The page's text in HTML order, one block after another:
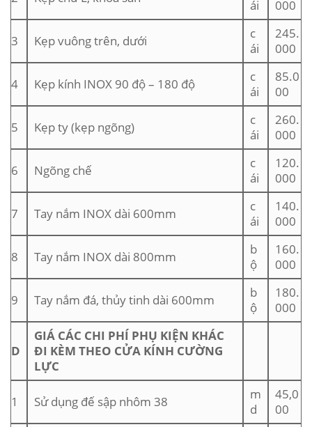
ái
000
3 Kẹp vuông trên, dưới
c
ái
245.
000
4 Kẹp kính INOX 90 độ – 180 độ
c
ái
85.0
00
5 Kẹp ty (kẹp ngõng)
c
ái
260.
000
6 Ngõng chế
c
ái
120.
000
7 Tay nắm INOX dài 600mm
c
ái
140.
000
8 Tay nắm INOX dài 800mm
b
ộ
160.
000
9 Tay nắm đá, thủy tinh dài 600mm
b
ộ
180.
000
D
GIÁ CÁC CHI PHÍ PHỤ KIỆN KHÁC
ĐI KÈM THEO CỬA KÍNH CƯỜNG
LỰC
1 Sử dụng đế sập nhôm 38
m
d
45,0
00